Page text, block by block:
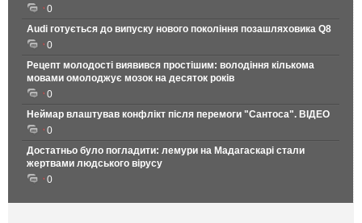
0
Audi готується до випуску нового покоління позашляховика Q8
0
Рецепт молодості виявився простішим: володіння кількома
мовами омолоджує мозок на десяток років
0
Неймар влаштував конфлікт після перемоги "Сантоса". ВІДЕО
0
Достатньо було погладити: лемури на Мадагаскарі стали
жертвами людського вірусу
0